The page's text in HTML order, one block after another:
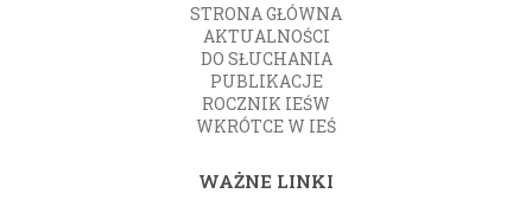
STRONA GŁÓWNA
AKTUALNOŚCI
DO SŁUCHANIA
PUBLIKACJE
ROCZNIK IEŚW
WKRÓTCE W IEŚ
WAŻNE LINKI